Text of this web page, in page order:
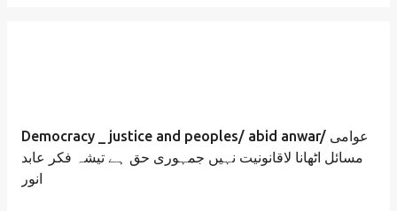
Democracy _ justice and peoples/ abid anwar/ عوامی
مسائل اٹھانا لاقانونیت نہیں جمہوری حق ہے تیشہ فکر عابد
انور